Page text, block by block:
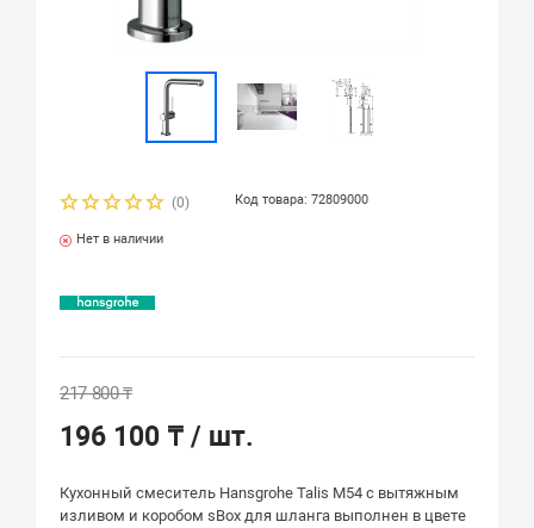
(0) Код товара: 72809000
Нет в наличии
217 800 ₸
196 100 ₸/ шт.
Кухонный смеситель Hansgrohe Talis M54 с вытяжным
изливом и коробом sBox для шланга выполнен в цвете